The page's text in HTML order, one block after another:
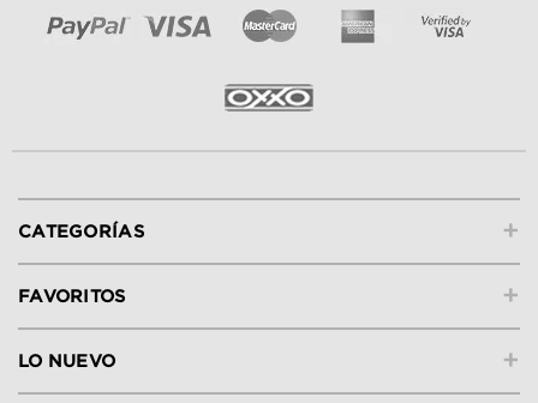
+
CATEGORÍAS
+
FAVORITOS
+
LO NUEVO